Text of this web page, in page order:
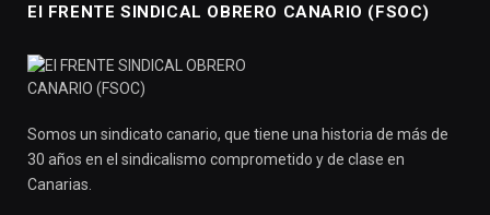
El FRENTE SINDICAL OBRERO CANARIO (FSOC)
Somos un sindicato canario, que tiene una historia de más de
30 años en el sindicalismo comprometido y de clase en
Canarias.